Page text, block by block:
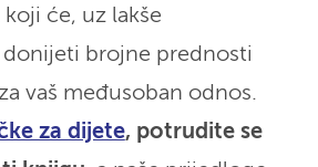
će, uz lakše
donijeti brojne prednosti
vaš međusoban odnos.
za dijete, potrudite se